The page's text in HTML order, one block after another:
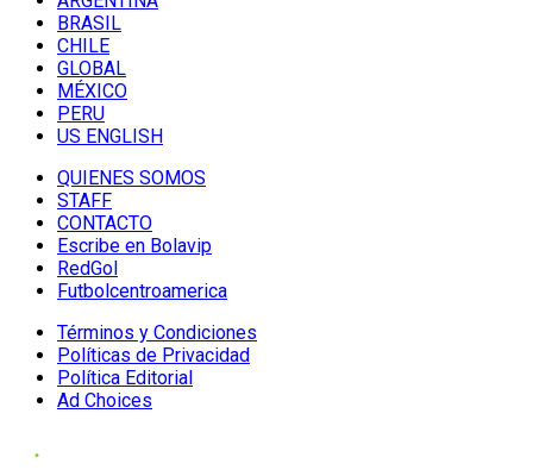
BRASIL
CHILE
GLOBAL
MÉXICO
PERU
US ENGLISH
QUIENES SOMOS
STAFF
CONTACTO
Escribe en Bolavip
RedGol
Futbolcentroamerica
Términos y Condiciones
Políticas de Privacidad
Política Editorial
Ad Choices